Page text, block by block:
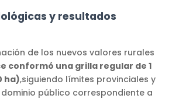
y resultados
de los nuevos valores rurales
conformó una grilla regular de 1
ha),siguiendo límites provinciales y
público correspondiente a